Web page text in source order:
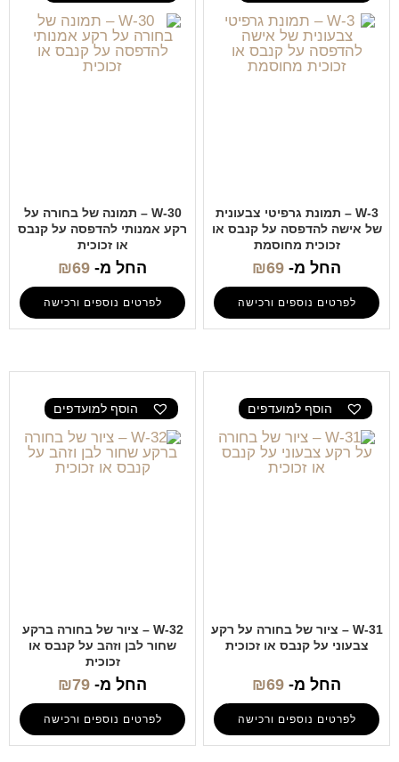
W-3 – תמונת גרפיטי צבעונית
של אישה להדפסה על קנבס או
זכוכית מחוסמת
החל מ- ₪69
לפרטים נוספים ורכישה
W-30 – תמונה של בחורה על
רקע אמנותי להדפסה על קנבס
או זכוכית
החל מ- ₪69
לפרטים נוספים ורכישה
הוסף למועדפים
W-31 – ציור של בחורה על רקע
צבעוני על קנבס או זכוכית
החל מ- ₪69
לפרטים נוספים ורכישה
הוסף למועדפים
W-32 – ציור של בחורה ברקע
שחור לבן וזהב על קנבס או
זכוכית
החל מ- ₪79
לפרטים נוספים ורכישה